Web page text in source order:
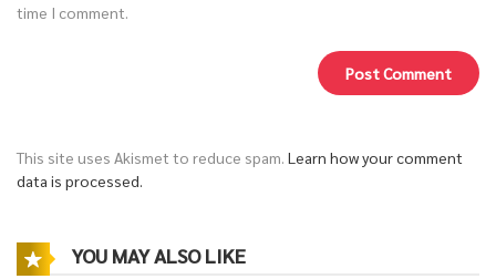
time I comment.
This site uses Akismet to reduce spam. Learn how your comment
data is processed.
YOU MAY ALSO LIKE